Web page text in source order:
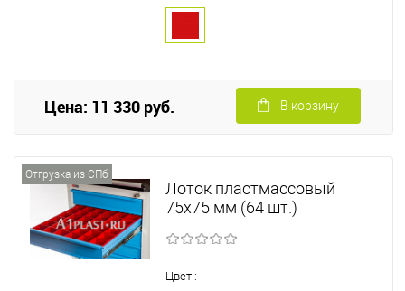
Цена: 11 330 руб. В корзину
Отгрузка из СПб
Лоток пластмассовый
75х75 мм (64 шт.)
Цвет :